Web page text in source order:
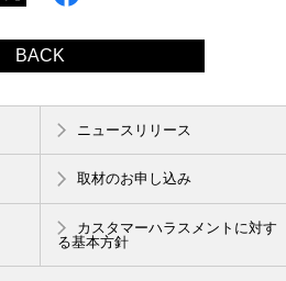
BACK
ニュースリリース
取材のお申し込み
カスタマーハラスメントに対す
る基本方針